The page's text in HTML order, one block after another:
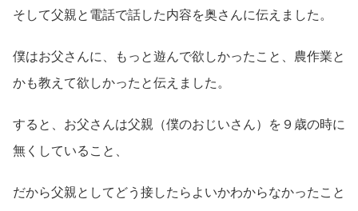
そして父親と電話で話した内容を奥さんに伝えました。
僕はお父さんに、もっと遊んで欲しかったこと、農作業と
かも教えて欲しかったと伝えました。
すると、お父さんは父親（僕のおじいさん）を９歳の時に
無くしていること、
だから父親としてどう接したらよいかわからなかったこと